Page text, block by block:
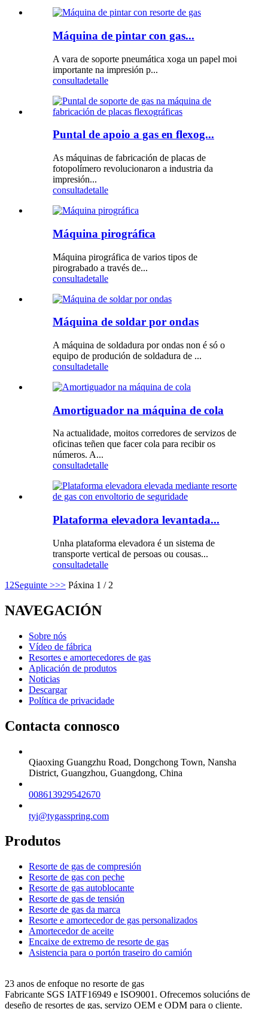
Máquina de pintar con gas...
A vara de soporte pneumática xoga un papel moi
importante na impresión p...
consultadetalle
Puntal de apoio a gas en flexog...
As máquinas de fabricación de placas de
fotopolímero revolucionaron a industria da
impresión...
consultadetalle
Máquina pirográfica
Máquina pirográfica de varios tipos de
pirograbado a través de...
consultadetalle
Máquina de soldar por ondas
A máquina de soldadura por ondas non é só o
equipo de produción de soldadura de ...
consultadetalle
Amortiguador na máquina de cola
Na actualidade, moitos corredores de servizos de
oficinas teñen que facer cola para recibir os
números. A...
consultadetalle
Plataforma elevadora levantada...
Unha plataforma elevadora é un sistema de
transporte vertical de persoas ou cousas...
consultadetalle
1 2Seguinte >>> Páxina 1 / 2
NAVEGACIÓN
Sobre nós
Vídeo de fábrica
Resortes e amortecedores de gas
Aplicación de produtos
Noticias
Descargar
Política de privacidade
Contacta connosco
Qiaoxing Guangzhu Road, Dongchong Town, Nansha
District, Guangzhou, Guangdong, China
008613929542670
tyi@tygasspring.com
Produtos
Resorte de gas de compresión
Resorte de gas con peche
Resorte de gas autoblocante
Resorte de gas de tensión
Resorte de gas da marca
Resorte e amortecedor de gas personalizados
Amortecedor de aceite
Encaixe de extremo de resorte de gas
Asistencia para o portón traseiro do camión
23 anos de enfoque no resorte de gas
Fabricante SGS IATF16949 e ISO9001. Ofrecemos solucións de
deseño de resortes de gas, servizo OEM e ODM para o cliente.